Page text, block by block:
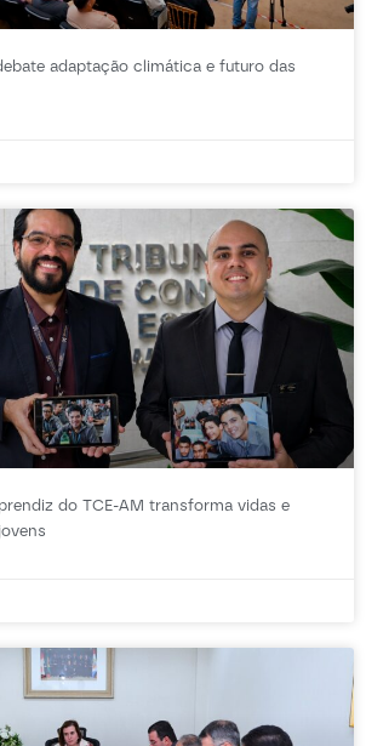
adaptação climática e futuro das
do TCE-AM transforma vidas e